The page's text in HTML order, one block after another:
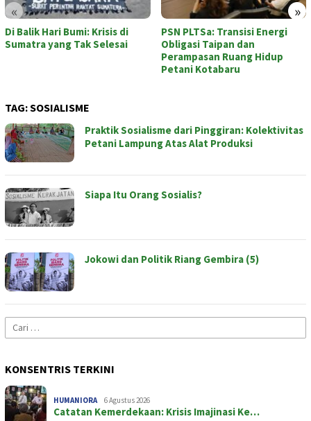
« »
Di Balik Hari Bumi: Krisis di
Sumatra yang Tak Selesai
PSN PLTSa: Transisi Energi
Obligasi Taipan dan
Perampasan Ruang Hidup
Petani Kotabaru
TAG:SOSIALISME
Praktik Sosialisme dari Pinggiran: Kolektivitas
Petani Lampung Atas Alat Produksi
Siapa Itu Orang Sosialis?
Jokowi dan Politik Riang Gembira (5)
Cari
untuk:
KONSENTRIS TERKINI
HUMANIORA 6 Agustus 2026
Catatan Kemerdekaan: Krisis Imajinasi Ke…